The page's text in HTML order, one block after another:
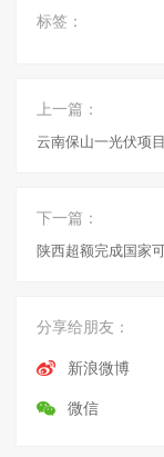
标签：
上一篇：
云南保山一光伏项
下一篇：
陕西超额完成国家
分享给朋友：
新浪微博
微信